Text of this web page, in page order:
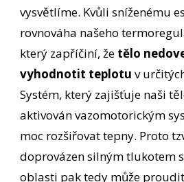
vysvětlíme. Kvůli sníženému
rovnováha našeho
který zapříčiní, že tělo
vyhodnotit teplotu v
Systém, který zajišťuje naši
aktivován vazomotorickým
moc rozšiřovat tepny. Proto
doprovázen silným tlukotem
oblasti pak tedy může